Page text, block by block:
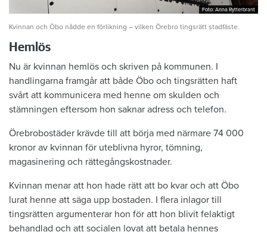
Foto: Anna Rytterbrant
Foto: Anna Rytterbrant
Kvinnan och Öbo nådde en förlikning – vilken Örebro tingsrätt stadfäste.
Hemlös
Nu är kvinnan hemlös och skriven på kommunen. I
handlingarna framgår att både Öbo och tingsrätten haft
svårt att kommunicera med henne om skulden och
stämningen eftersom hon saknar adress och telefon.
Örebrobostäder krävde till att börja med närmare 74 000
kronor av kvinnan för uteblivna hyror, tömning,
magasinering och rättegångskostnader.
Kvinnan menar att hon hade rätt att bo kvar och att Öbo
lurat henne att säga upp bostaden. I flera inlagor till
tingsrätten argumenterar hon för att hon blivit felaktigt
behandlad och att socialen lovat att betala hennes